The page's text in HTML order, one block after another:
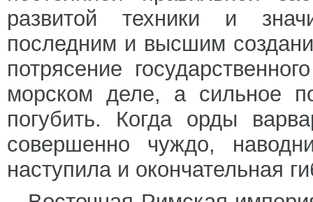
развитой техники и
последним и высшим
потрясение
морском деле, а сильное
погубить. Когда орды
совершенно чуждо,
наступила и окончательная